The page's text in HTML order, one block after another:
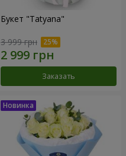
Букет "Tatyana"
3 999 грн
Заказать